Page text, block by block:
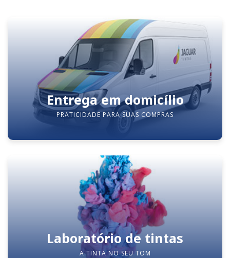
Entrega em domicílio
PRATICIDADE PARA SUAS COMPRAS
Laboratório de tintas
A TINTA NO SEU TOM